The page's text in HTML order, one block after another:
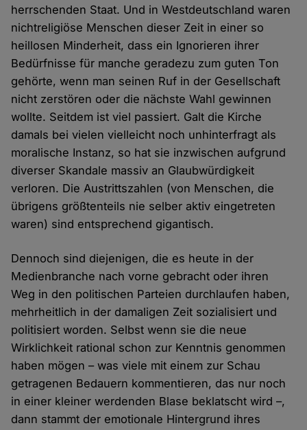
herrschenden Staat. Und in Westdeutschland waren
nichtreligiöse Menschen dieser Zeit in einer so
heillosen Minderheit, dass ein Ignorieren ihrer
Bedürfnisse für manche geradezu zum guten Ton
gehörte, wenn man seinen Ruf in der Gesellschaft
nicht zerstören oder die nächste Wahl gewinnen
wollte. Seitdem ist viel passiert. Galt die Kirche
damals bei vielen vielleicht noch unhinterfragt als
moralische Instanz, so hat sie inzwischen aufgrund
diverser Skandale massiv an Glaubwürdigkeit
verloren. Die Austrittszahlen (von Menschen, die
übrigens größtenteils nie selber aktiv eingetreten
waren) sind entsprechend gigantisch.
Dennoch sind diejenigen, die es heute in der
Medienbranche nach vorne gebracht oder ihren
Weg in den politischen Parteien durchlaufen haben,
mehrheitlich in der damaligen Zeit sozialisiert und
politisiert worden. Selbst wenn sie die neue
Wirklichkeit rational schon zur Kenntnis genommen
haben mögen – was viele mit einem zur Schau
getragenen Bedauern kommentieren, das nur noch
in einer kleiner werdenden Blase beklatscht wird –,
dann stammt der emotionale Hintergrund ihres